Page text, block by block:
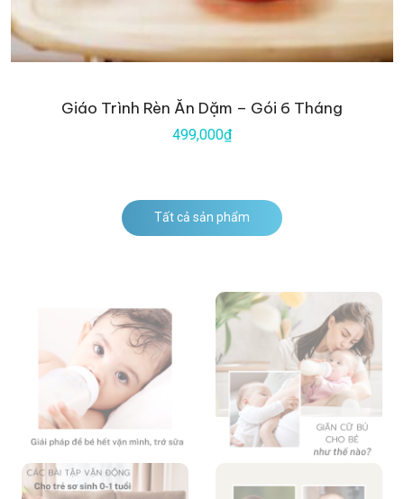
Giáo Trình Rèn Ăn Dặm – Gói 6 Tháng
499,000₫
Tất cả sản phẩm